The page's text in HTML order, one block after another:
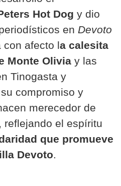
Hot Dog y dio
en Devoto
con afecto la calesita
Monte Olivia y las
Tinogasta y
compromiso y
merecedor de
reflejando el espíritu
que promueve
Devoto.